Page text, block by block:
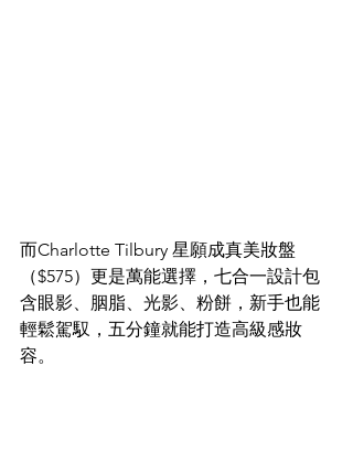
而Charlotte Tilbury 星願成真美妝盤
（$575）更是萬能選擇，七合一設計包
含眼影、胭脂、光影、粉餅，新手也能
輕鬆駕馭，五分鐘就能打造高級感妝
容。​